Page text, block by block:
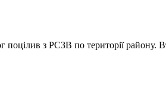
поцілив з РСЗВ по території району.